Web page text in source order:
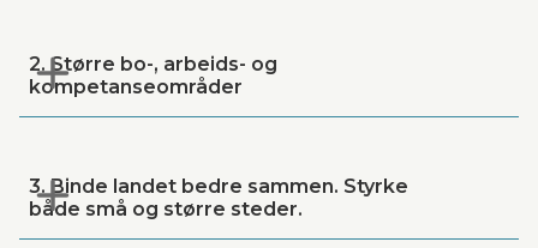
2. Større bo-, arbeids- og
kompetanseområder
3. Binde landet bedre sammen. Styrke
både små og større steder.